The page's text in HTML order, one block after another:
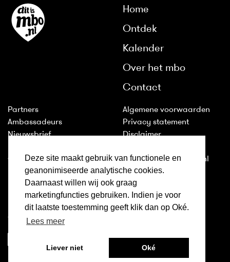
Deze site maakt gebruik van functionele en
geanonimiseerde analytische cookies.
Daarnaast willen wij ook graag
marketingfuncties gebruiken. Indien je voor
dit laatste toestemming geeft klik dan op Oké.
Lees meer
Liever niet Oké
Home
Ontdek
Kalender
Over het mbo
Contact
Partners
Ambassadeurs
Nieuwsbrief
Colofon
Algemene voorwaarden
Privacy statement
Disclaimer
2011-2026 © ditismbo.nl
Inloggen
Ditismbo.nl is ook te volgen
op: